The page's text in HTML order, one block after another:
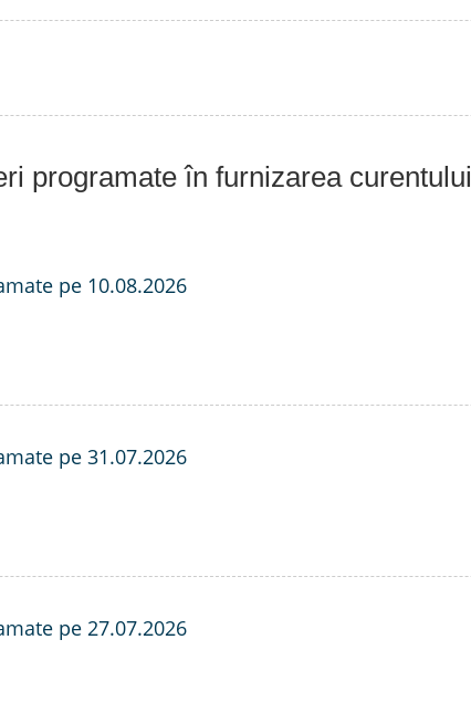
programate în furnizarea curentului
pe 10.08.2026
pe 31.07.2026
pe 27.07.2026